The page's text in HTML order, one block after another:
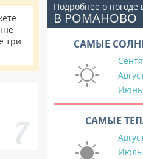
три
Подробнее о погоде
В РОМАНОВО
САМЫЕ
Июнь
САМЫЕ
Июль